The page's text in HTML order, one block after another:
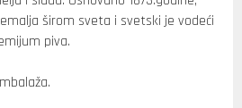
širom sveta i svetski je vodeći
piva.